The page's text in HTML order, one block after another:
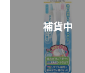
補貨中